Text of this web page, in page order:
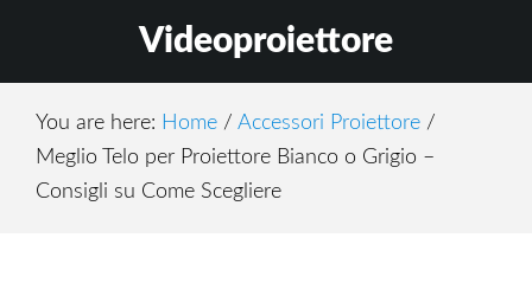
main
content
primary
sidebar
footer
Videoproiettore
You are here: Home / Accessori Proiettore /
Meglio Telo per Proiettore Bianco o Grigio –
Consigli su Come Scegliere